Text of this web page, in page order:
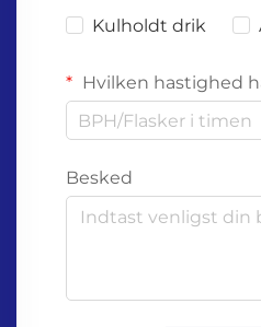
Kulholdt drik
Hvilken hastighed
Besked